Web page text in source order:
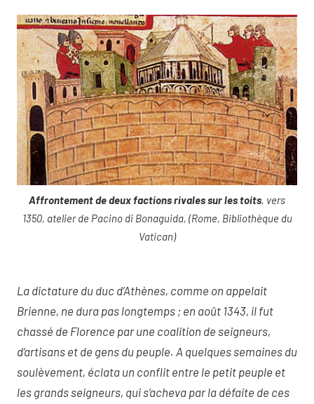
Affrontement de deux factions rivales sur les toits, vers
1350, atelier de Pacino di Bonaguida, (Rome, Bibliothèque du
Vatican)
La dictature du duc d’Athènes, comme on appelait
Brienne, ne dura pas longtemps ; en août 1343, il fut
chassé de Florence par une coalition de seigneurs,
d’artisans et de gens du peuple. A quelques semaines du
soulèvement, éclata un conflit entre le petit peuple et
les grands seigneurs, qui s’acheva par la défaite de ces